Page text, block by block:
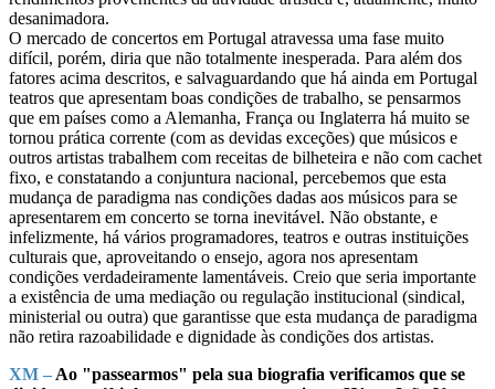
desanimadora.
O mercado de concertos em Portugal atravessa uma fase muito
difícil, porém, diria que não totalmente inesperada. Para além dos
fatores acima descritos, e salvaguardando que há ainda em Portugal
teatros que apresentam boas condições de trabalho, se pensarmos
que em países como a Alemanha, França ou Inglaterra há muito se
tornou prática corrente (com as devidas exceções) que músicos e
outros artistas trabalhem com receitas de bilheteira e não com cachet
fixo, e constatando a conjuntura nacional, percebemos que esta
mudança de paradigma nas condições dadas aos músicos para se
apresentarem em concerto se torna inevitável. Não obstante, e
infelizmente, há vários programadores, teatros e outras instituições
culturais que, aproveitando o ensejo, agora nos apresentam
condições verdadeiramente lamentáveis. Creio que seria importante
a existência de uma mediação ou regulação institucional (sindical,
ministerial ou outra) que garantisse que esta mudança de paradigma
não retira razoabilidade e dignidade às condições dos artistas.
XM – Ao "passearmos" pela sua biografia verificamos que se